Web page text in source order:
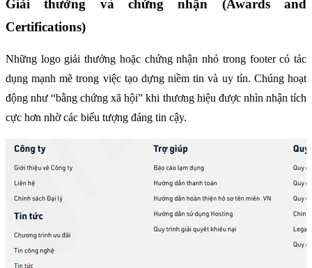
Giải thưởng và chứng nhận (Awards and
Certifications)
Những logo giải thưởng hoặc chứng nhận nhỏ trong footer có tác
dụng mạnh mẽ trong việc tạo dựng niềm tin và uy tín. Chúng hoạt
động như “bằng chứng xã hội” khi thương hiệu được nhìn nhận tích
cực hơn nhờ các biểu tượng đáng tin cậy.